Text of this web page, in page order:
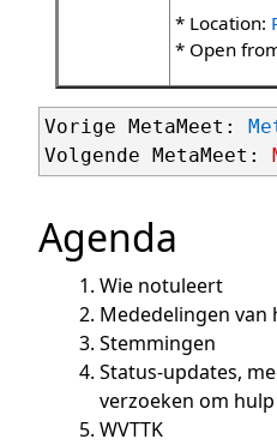
* Location:
* Open
Vorige MetaMeet:
Volgende MetaMeet:
Agenda
Wie notuleert
Mededelingen van
Stemmingen
Status-updates,
verzoeken om hulp
WVTTK